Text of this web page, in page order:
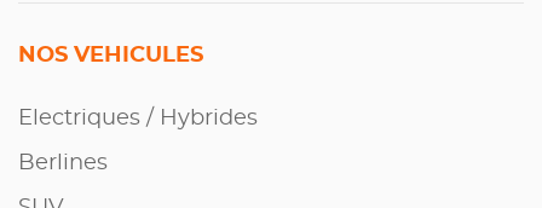
NOS VEHICULES
Electriques / Hybrides
Berlines